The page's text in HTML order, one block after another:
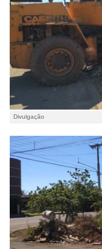
Divulgação